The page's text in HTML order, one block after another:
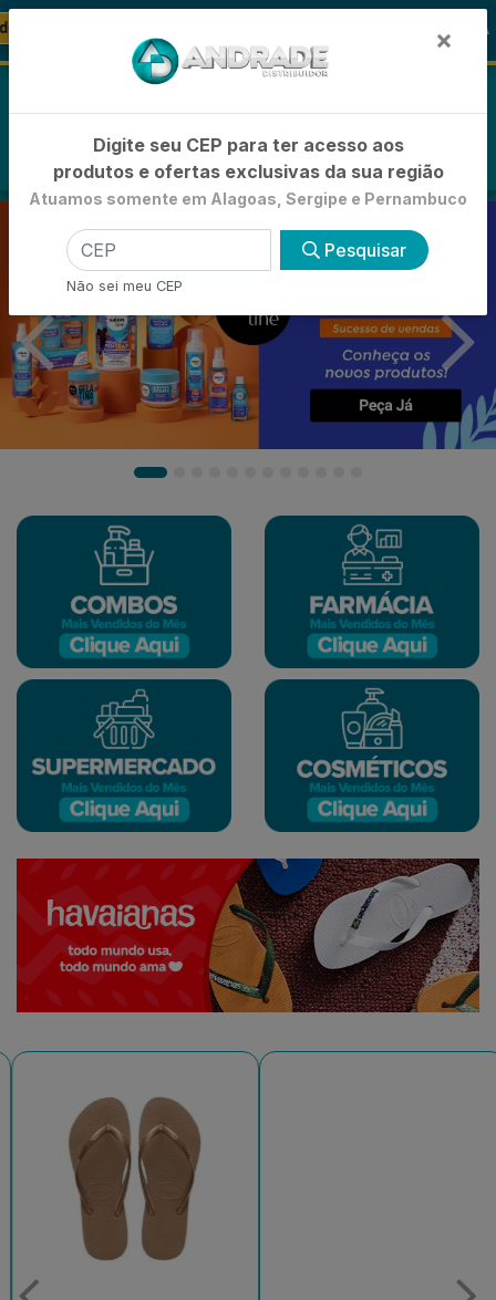
×
Digite seu CEP para ter acesso aos
produtos e ofertas exclusivas da sua região
Atuamos somente em Alagoas, Sergipe e Pernambuco
Pesquisar
Não sei meu CEP